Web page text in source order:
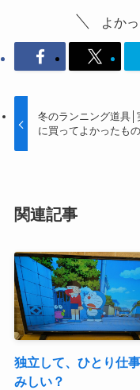
よか
冬のランニング道具│
に買ってよかったも
関連記事
独立して、ひとり仕
みしい？